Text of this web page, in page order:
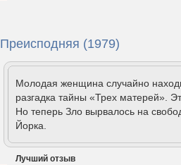
Преисподняя (1979)
Молодая женщина случайно
разгадка тайны «Трех матерей».
Но теперь Зло вырвалось на
Йорка.
Лучший отзыв